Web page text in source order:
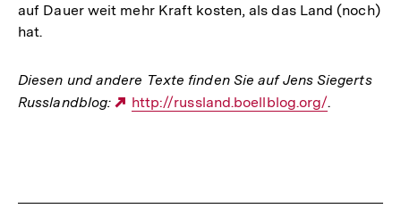
auf Dauer weit mehr Kraft kosten, als das Land (noch)
hat.
Diesen und andere Texte finden Sie auf Jens Siegerts
Russlandblog:
Externer
http://russland.boellblog.org/.